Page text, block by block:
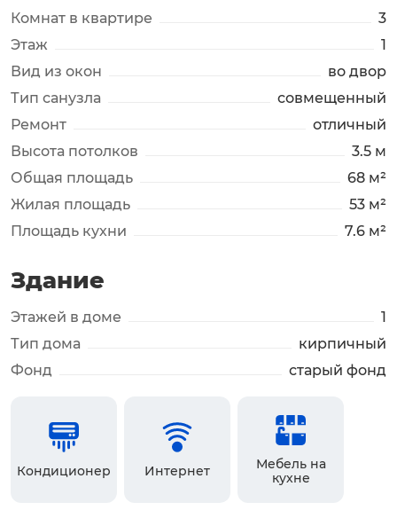
Комнат в квартире
3
Этаж
1
Вид из окон
во двор
Тип санузла
совмещенный
Ремонт
отличный
Высота потолков
3.5 м
Общая площадь
68 м²
Жилая площадь
53 м²
Площадь кухни
7.6 м²
Здание
Этажей в доме
1
Тип дома
кирпичный
Фонд
старый фонд
Кондиционер Интернет
Мебель на
кухне